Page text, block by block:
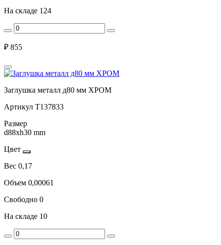
На складе 124
₽ 855
Заглушка металл д80 мм ХРОМ
Артикул Т137833
Размер
d88xh30 mm
Цвет
Вес 0,17
Объем 0,00061
Свободно 0
На складе 10